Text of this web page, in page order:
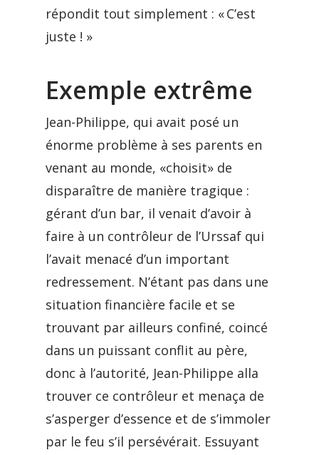
répondit tout simplement : « C’est
juste ! »
Exemple extrême
Jean-Philippe, qui avait posé un
énorme problème à ses parents en
venant au monde, «choisit» de
disparaître de manière tragique :
gérant d’un bar, il venait d’avoir à
faire à un contrôleur de l’Urssaf qui
l’avait menacé d’un important
redressement. N’étant pas dans une
situation financière facile et se
trouvant par ailleurs confiné, coincé
dans un puissant conflit au père,
donc à l’autorité, Jean-Philippe alla
trouver ce contrôleur et menaça de
s’asperger d’essence et de s’immoler
par le feu s’il persévérait. Essuyant